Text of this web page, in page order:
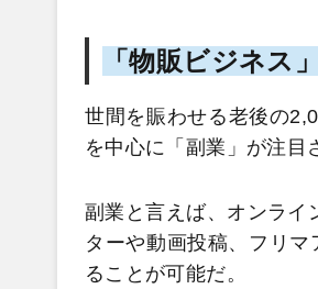
「物販ビジネス
世間を賑わせる老後の
を中心に「副業」が注目
副業と言えば、オンライ
ターや動画投稿、フリ
ることが可能だ。